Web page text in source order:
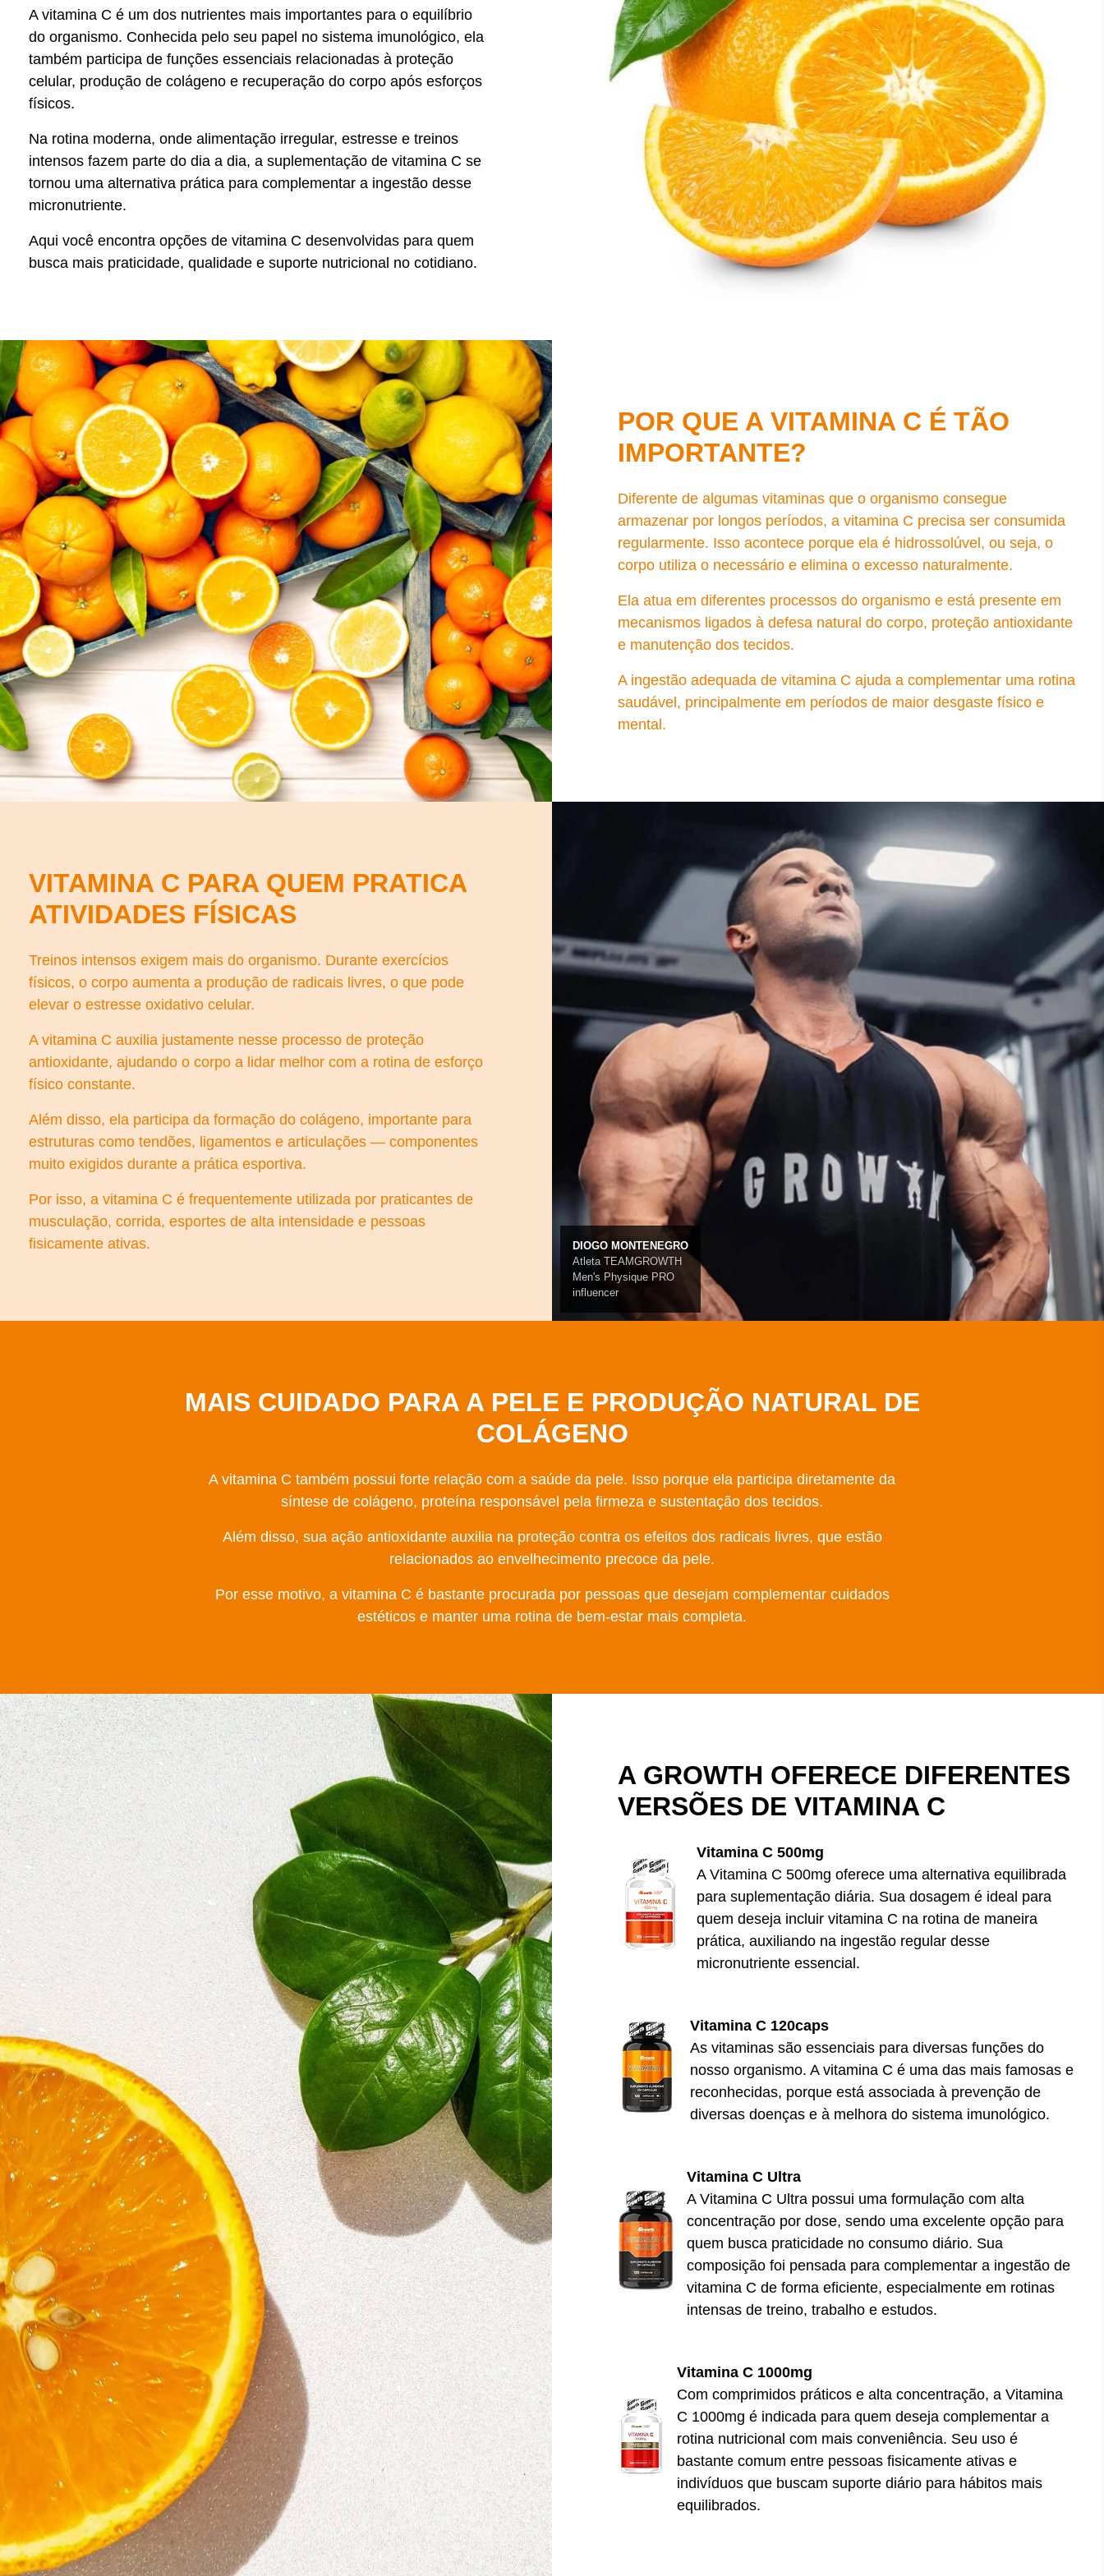
A vitamina C é um dos nutrientes mais importantes para o equilíbrio
do organismo. Conhecida pelo seu papel no sistema imunológico, ela
também participa de funções essenciais relacionadas à proteção
celular, produção de colágeno e recuperação do corpo após esforços
físicos.
Na rotina moderna, onde alimentação irregular, estresse e treinos
intensos fazem parte do dia a dia, a suplementação de vitamina C se
tornou uma alternativa prática para complementar a ingestão desse
micronutriente.
Aqui você encontra opções de vitamina C desenvolvidas para quem
busca mais praticidade, qualidade e suporte nutricional no cotidiano.
POR QUE A VITAMINA C É TÃO
IMPORTANTE?
Diferente de algumas vitaminas que o organismo consegue
armazenar por longos períodos, a vitamina C precisa ser consumida
regularmente. Isso acontece porque ela é hidrossolúvel, ou seja, o
corpo utiliza o necessário e elimina o excesso naturalmente.
Ela atua em diferentes processos do organismo e está presente em
mecanismos ligados à defesa natural do corpo, proteção antioxidante
e manutenção dos tecidos.
A ingestão adequada de vitamina C ajuda a complementar uma rotina
saudável, principalmente em períodos de maior desgaste físico e
mental.
VITAMINA C PARA QUEM PRATICA
ATIVIDADES FÍSICAS
Treinos intensos exigem mais do organismo. Durante exercícios
físicos, o corpo aumenta a produção de radicais livres, o que pode
elevar o estresse oxidativo celular.
A vitamina C auxilia justamente nesse processo de proteção
antioxidante, ajudando o corpo a lidar melhor com a rotina de esforço
físico constante.
Além disso, ela participa da formação do colágeno, importante para
estruturas como tendões, ligamentos e articulações — componentes
muito exigidos durante a prática esportiva.
Por isso, a vitamina C é frequentemente utilizada por praticantes de
musculação, corrida, esportes de alta intensidade e pessoas
fisicamente ativas.
DIOGO MONTENEGRO
Atleta TEAMGROWTH
Men's Physique PRO
influencer
MAIS CUIDADO PARA A PELE E PRODUÇÃO NATURAL DE
COLÁGENO
A vitamina C também possui forte relação com a saúde da pele. Isso porque ela participa diretamente da
síntese de colágeno, proteína responsável pela firmeza e sustentação dos tecidos.
Além disso, sua ação antioxidante auxilia na proteção contra os efeitos dos radicais livres, que estão
relacionados ao envelhecimento precoce da pele.
Por esse motivo, a vitamina C é bastante procurada por pessoas que desejam complementar cuidados
estéticos e manter uma rotina de bem-estar mais completa.
A GROWTH OFERECE DIFERENTES
VERSÕES DE VITAMINA C
Vitamina C 500mg
A Vitamina C 500mg oferece uma alternativa equilibrada
para suplementação diária. Sua dosagem é ideal para
quem deseja incluir vitamina C na rotina de maneira
prática, auxiliando na ingestão regular desse
micronutriente essencial.
Vitamina C 120caps
As vitaminas são essenciais para diversas funções do
nosso organismo. A vitamina C é uma das mais famosas e
reconhecidas, porque está associada à prevenção de
diversas doenças e à melhora do sistema imunológico.
Vitamina C Ultra
A Vitamina C Ultra possui uma formulação com alta
concentração por dose, sendo uma excelente opção para
quem busca praticidade no consumo diário. Sua
composição foi pensada para complementar a ingestão de
vitamina C de forma eficiente, especialmente em rotinas
intensas de treino, trabalho e estudos.
Vitamina C 1000mg
Com comprimidos práticos e alta concentração, a Vitamina
C 1000mg é indicada para quem deseja complementar a
rotina nutricional com mais conveniência. Seu uso é
bastante comum entre pessoas fisicamente ativas e
indivíduos que buscam suporte diário para hábitos mais
equilibrados.